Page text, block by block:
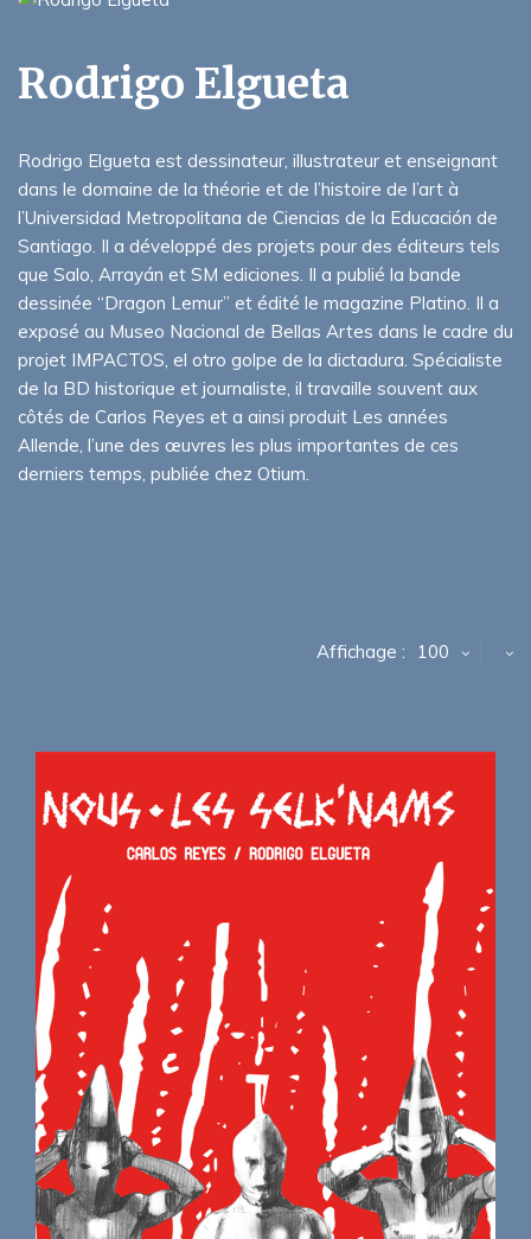
Rodrigo Elgueta
Rodrigo Elgueta est dessinateur, illustrateur et enseignant
dans le domaine de la théorie et de l’histoire de l’art à
l’Universidad Metropolitana de Ciencias de la Educación de
Santiago. Il a développé des projets pour des éditeurs tels
que Salo, Arrayán et SM ediciones. Il a publié la bande
dessinée “Dragon Lemur” et édité le magazine Platino. Il a
exposé au Museo Nacional de Bellas Artes dans le cadre du
projet IMPACTOS, el otro golpe de la dictadura. Spécialiste
de la BD historique et journaliste, il travaille souvent aux
côtés de Carlos Reyes et a ainsi produit Les années
Allende, l’une des œuvres les plus importantes de ces
derniers temps, publiée chez Otium.
Affichage : 100